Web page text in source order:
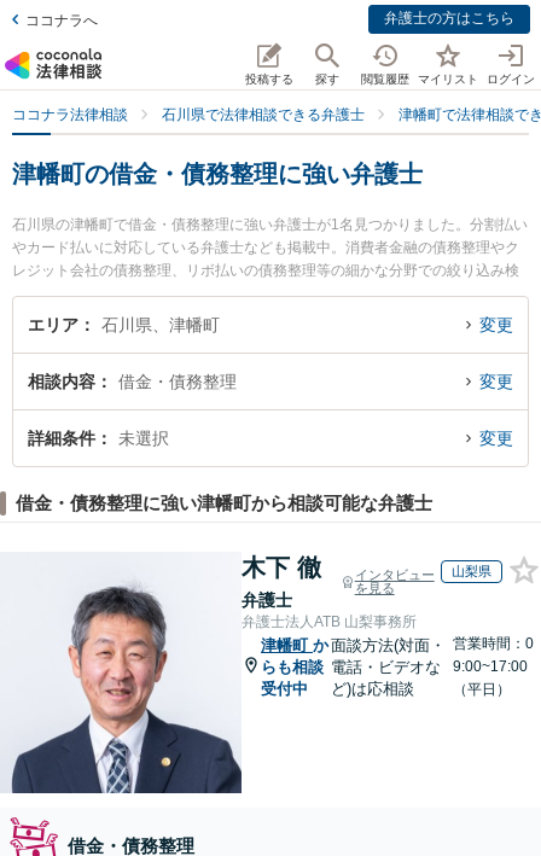
ココナラへ 弁護士の方はこちら
投稿する 探す 閲覧履歴 マイリスト ログイン
ココナラ法律相談 石川県で法律相談できる弁護士 津幡町で法律相談で
津幡町の借金・債務整理に強い弁護士
石川県の津幡町で借金・債務整理に強い弁護士が1名見つかりました。分割払い
やカード払いに対応している弁護士なども掲載中。消費者金融の債務整理やク
レジット会社の債務整理、リボ払いの債務整理等の細かな分野での絞り込み検
索もでき便利です。特に津幡法律事務所の横見 健太弁護士のプロフィール情報
や弁護士費用、強みなどが注目されています。『津幡町で土日や夜間に発生し
借金・債務整理を法律相談できる津幡町内の弁護士に相談予約したい』などで
お困りの相談者さんにおすすめです。
エリア 石川県、津幡町 変更
相談内容 借金・債務整理 変更
詳細条件 未選択 変更
借金・債務整理に強い津幡町から相談可能な弁護士
木下 徹
弁護士
インタビュー
を見る
山梨県
弁護士法人ATB 山梨事務所
津幡町 か
らも相談
受付中
面談方法(対面・
電話・ビデオな
ど)は応相談
営業時間：0
9:00~17:00
（平日）
借金・債務整理